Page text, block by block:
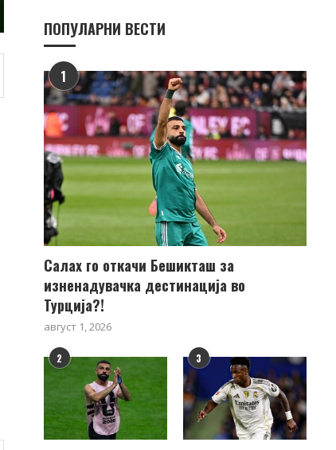
ПОПУЛАРНИ ВЕСТИ
1
Салах го откачи Бешикташ за
изненадувачка дестинација во
Турција?!
август 1, 2026
2 3